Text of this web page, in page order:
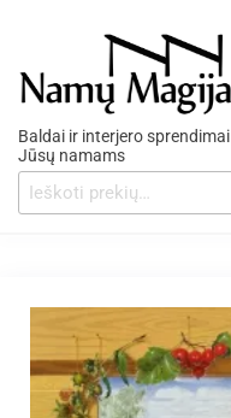
Baldai ir interjero sprendimai
Jūsų namams